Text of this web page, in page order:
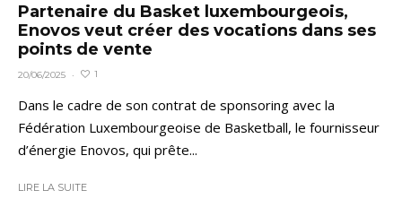
Partenaire du Basket luxembourgeois,
Enovos veut créer des vocations dans ses
points de vente
20/06/2025 · 1
Dans le cadre de son contrat de sponsoring avec la
Fédération Luxembourgeoise de Basketball, le fournisseur
d’énergie Enovos, qui prête...
LIRE LA SUITE